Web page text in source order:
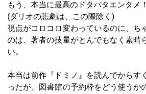
もう、本当に最高のドタバタエンタメ
(ダリオの悲劇は、この際除く)
視点がコロコロ変わっているのに、ち
のは、著者の技量がとんでもなく素晴
い。
本当は前作『ドミノ』を読んでからす
ったが、図書館の予約枠をどう使うか